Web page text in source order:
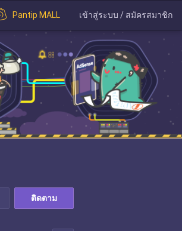
Pantip MALL เข้าสู่ระบบ / สมัครสมาชิก
ติดตาม